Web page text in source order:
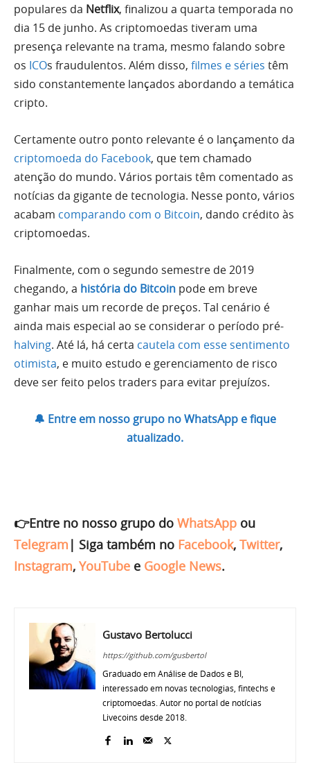
populares da Netflix, finalizou a quarta temporada no
dia 15 de junho. As criptomoedas tiveram uma
presença relevante na trama, mesmo falando sobre
os ICOs fraudulentos. Além disso, filmes e séries têm
sido constantemente lançados abordando a temática
cripto.
Certamente outro ponto relevante é o lançamento da
criptomoeda do Facebook, que tem chamado
atenção do mundo. Vários portais têm comentado as
notícias da gigante de tecnologia. Nesse ponto, vários
acabam comparando com o Bitcoin, dando crédito às
criptomoedas.
Finalmente, com o segundo semestre de 2019
chegando, a história do Bitcoin pode em breve
ganhar mais um recorde de preços. Tal cenário é
ainda mais especial ao se considerar o período pré-
halving. Até lá, há certa cautela com esse sentimento
otimista, e muito estudo e gerenciamento de risco
deve ser feito pelos traders para evitar prejuízos.
🔔 Entre em nosso grupo no WhatsApp e fique
atualizado.
👉Entre no nosso grupo do WhatsApp ou
Telegram | Siga também no Facebook, Twitter,
Instagram, YouTube e Google News.
Gustavo Bertolucci
https://github.com/gusbertol
Graduado em Análise de Dados e BI,
interessado em novas tecnologias, fintechs e
criptomoedas. Autor no portal de notícias
Livecoins desde 2018.